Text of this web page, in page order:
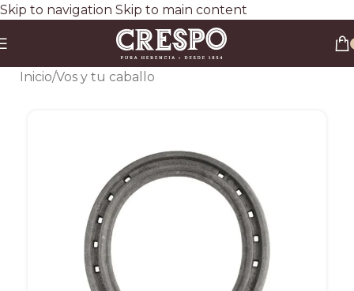
Skip to navigation Skip to main content
Envío gratis a todo el país en compras superiores a $90.000 por Correo Argentino (No
válido en herraduras y clavos)
3 y 6 cuotas sin interés
Descuento ESPECIAL por transferencia bancaria 20%
Inicio/Vos y tu caballo